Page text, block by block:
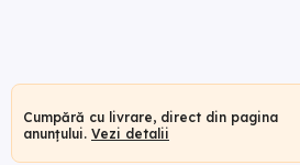
Cumpără cu livrare, direct din pagina
anunțului. Vezi detalii